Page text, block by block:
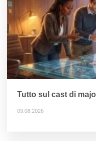
Tutto sul cast di
09.08.2026